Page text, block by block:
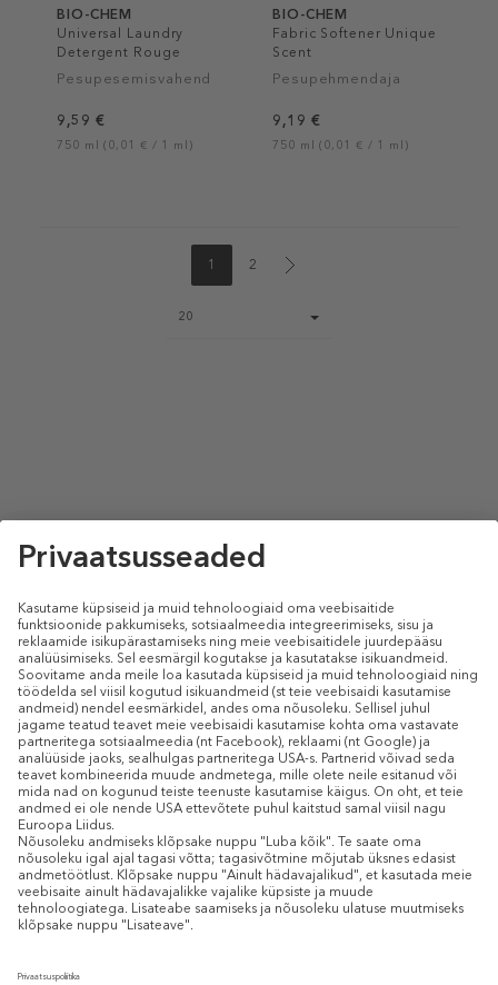
BIO-CHEM
Universal Laundry
Detergent Rouge
Pesupesemisvahend
9,59 €
750 ml (0,01 € / 1 ml)
BIO-CHEM
Fabric Softener Unique
Scent
Pesupehmendaja
9,19 €
750 ml (0,01 € / 1 ml)
1 2
size
20